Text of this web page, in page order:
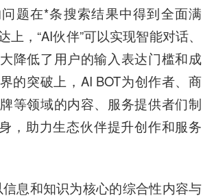
题在*条搜索结果中得到全面满
上，“AI伙伴”可以实现智能对话、
降低了用户的输入表达门槛和成
的突破上，AI BOT为创作者、商
等领域的内容、服务提供者们制
，助力生态伙伴提升创作和服务
息和知识为核心的综合性内容与